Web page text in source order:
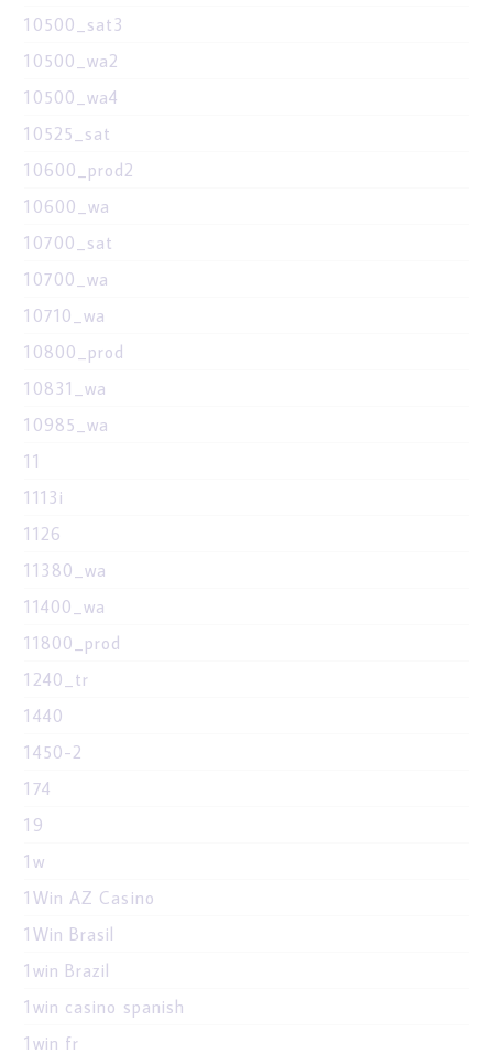
10500_sat3
10500_wa2
10500_wa4
10525_sat
10600_prod2
10600_wa
10700_sat
10700_wa
10710_wa
10800_prod
10831_wa
10985_wa
11
1113i
1126
11380_wa
11400_wa
11800_prod
1240_tr
1440
1450-2
174
19
1w
1Win AZ Casino
1Win Brasil
1win Brazil
1win casino spanish
1win fr